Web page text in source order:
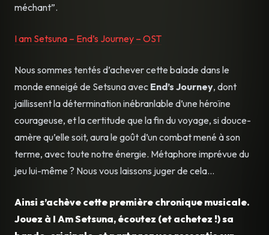
méchant”.
I am Setsuna – End’s Journey – OST
Nous sommes tentés d’achever cette balade dans le
monde enneigé de Setsuna avec End’s Journey, dont
jaillissent la détermination inébranlable d’une héroïne
courageuse, et la certitude que la fin du voyage, si douce-
amère qu’elle soit, aura le goût d’un combat mené à son
terme, avec toute notre énergie. Métaphore imprévue du
jeu lui-même ? Nous vous laissons juger de cela…
Ainsi s’achève cette première chronique musicale.
Jouez à I Am Setsuna, écoutez (et achetez !) sa